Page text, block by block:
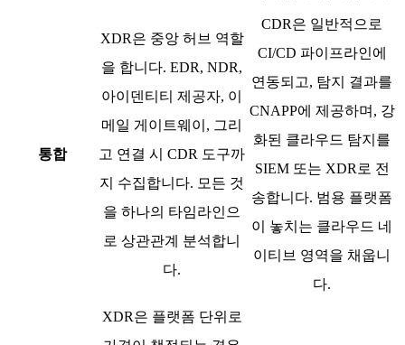
통합
XDR은 중앙 허브 역할
을 합니다. EDR, NDR,
아이덴티티 제공자, 이
메일 게이트웨이, 그리
고 연결 시 CDR 도구까
지 수집합니다. 모든 것
을 하나의 타임라인으
로 상관관계 분석합니
다.
CDR은 일반적으로
CI/CD 파이프라인에
연동되고, 탐지 결과를
CNAPP에 제공하며, 강
화된 클라우드 탐지를
SIEM 또는 XDR로 전
송합니다. 범용 플랫폼
이 놓치는 클라우드 네
이티브 영역을 채웁니
다.
XDR은 플랫폼 단위로